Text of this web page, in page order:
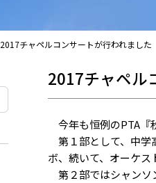
2017チャペルコンサートが行われました
2017チャペル
今年も恒例のPTA『
第１部として、中学
ボ、続いて、オーケス
第２部ではシャンソ